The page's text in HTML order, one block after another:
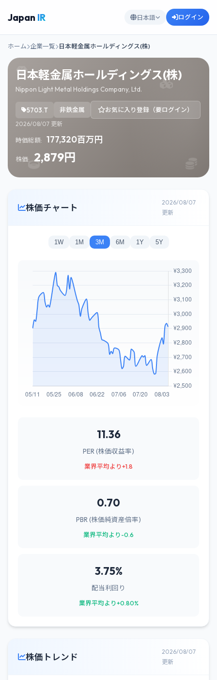
Japan IR 日本語 ログイン
ホーム 企業一覧 日本軽金属ホールディングス(株)
日本軽金属ホールディングス(株)
Nippon Light Metal Holdings Company, Ltd.
5703.T 非鉄金属 お気に入り登録（要ログイン）
2026/08/07 更新
時価総額: 177,320百万円
株価: 2,879円
株価チャート
2026/08/07
更新
1W 1M 3M 6M 1Y 5Y
11.36
PER (株価収益率)
業界平均より+1.8
0.70
PBR (株価純資産倍率)
業界平均より-0.6
3.75%
配当利回り
業界平均より+0.80%
株価トレンド
2026/08/07
更新